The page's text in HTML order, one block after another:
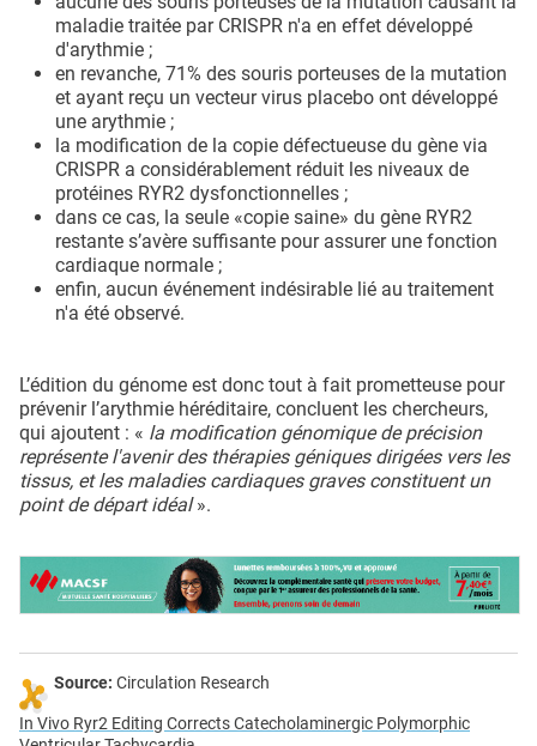
maladie traitée par CRISPR n'a en effet développé
d'arythmie ;
en revanche, 71% des souris porteuses de la mutation
et ayant reçu un vecteur virus placebo ont développé
une arythmie ;
la modification de la copie défectueuse du gène via
CRISPR a considérablement réduit les niveaux de
protéines RYR2 dysfonctionnelles ;
dans ce cas, la seule «copie saine» du gène RYR2
restante s’avère suffisante pour assurer une fonction
cardiaque normale ;
enfin, aucun événement indésirable lié au traitement
n'a été observé.
L’édition du génome est donc tout à fait prometteuse pour
prévenir l’arythmie héréditaire, concluent les chercheurs,
qui ajoutent : « la modification génomique de précision
représente l'avenir des thérapies géniques dirigées vers les
tissus, et les maladies cardiaques graves constituent un
point de départ idéal».
Source: Circulation Research
In Vivo Ryr2 Editing Corrects Catecholaminergic Polymorphic